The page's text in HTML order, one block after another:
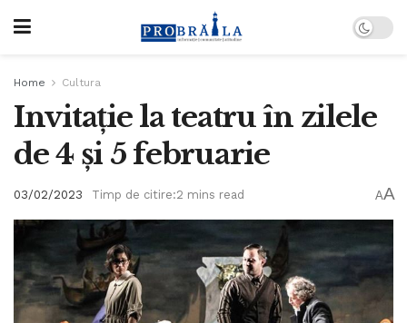
Home Cultura
Invitație la teatru în zilele
de 4 și 5 februarie
03/02/2023 Timp de citire:2 mins read AA